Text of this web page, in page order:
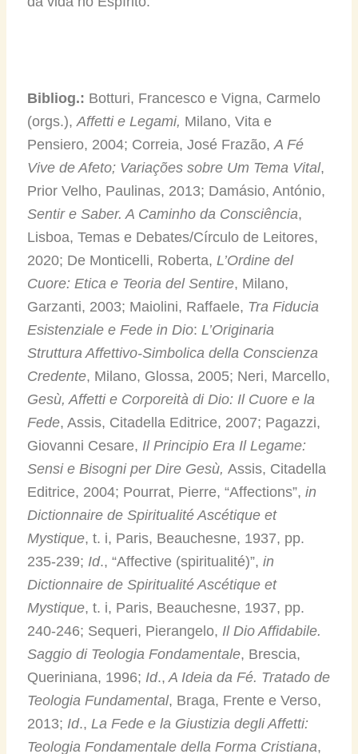
Bibliog.: Botturi, Francesco e Vigna, Carmelo
(orgs.),Affetti e Legami, Milano, Vita e
Pensiero, 2004; Correia, José Frazão,A Fé
Vive de Afeto; Variações sobre Um Tema Vital,
Prior Velho, Paulinas, 2013; Damásio, António,
Sentir e Saber. A Caminho da Consciência,
Lisboa, Temas e Debates/Círculo de Leitores,
2020; De Monticelli, Roberta, L’Ordine del
Cuore: Etica e Teoria del Sentire, Milano,
Garzanti, 2003; Maiolini, Raffaele, Tra Fiducia
Esistenziale e Fede in Dio: L’Originaria
Struttura Affettivo-Simbolica della Conscienza
Credente, Milano, Glossa, 2005; Neri, Marcello,
Gesù, Affetti e Corporeità di Dio: Il Cuore e la
Fede, Assis, Citadella Editrice, 2007; Pagazzi,
Giovanni Cesare, Il Principio Era Il Legame:
Sensi e Bisogni per Dire Gesù, Assis, Citadella
Editrice, 2004; Pourrat, Pierre, “Affections”, in
Dictionnaire de Spiritualité Ascétique et
Mystique, t. i, Paris, Beauchesne, 1937, pp.
235-239; Id., “Affective (spiritualité)”, in
Dictionnaire de Spiritualité Ascétique et
Mystique, t. i, Paris, Beauchesne, 1937, pp.
240-246; Sequeri, Pierangelo, Il Dio Affidabile.
Saggio di Teologia Fondamentale, Brescia,
Queriniana, 1996; Id., A Ideia da Fé. Tratado de
Teologia Fundamental, Braga, Frente e Verso,
2013; Id., La Fede e la Giustizia degli Affetti:
Teologia Fondamentale della Forma Cristiana,